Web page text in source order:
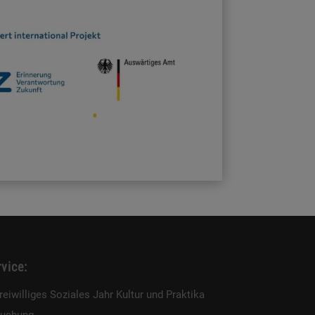
Soziales Jahr Kultur und Praktika